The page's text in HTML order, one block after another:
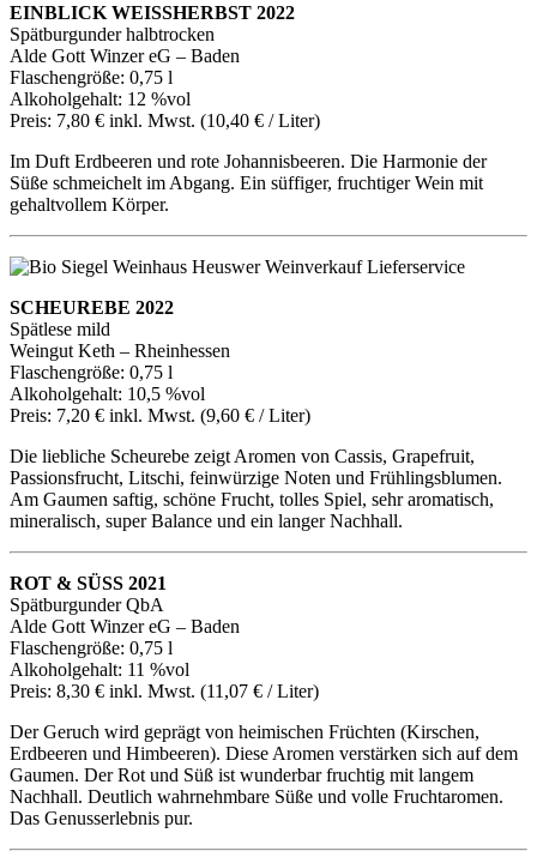
EINBLICK WEISSHERBST 2022
Spätburgunder halbtrocken
Alde Gott Winzer eG – Baden
Flaschengröße: 0,75 l
Alkoholgehalt: 12 %vol
Preis: 7,80 € inkl. Mwst. (10,40 € / Liter)
Im Duft Erdbeeren und rote Johannisbeeren. Die Harmonie der
Süße schmeichelt im Abgang. Ein süffiger, fruchtiger Wein mit
gehaltvollem Körper.
SCHEUREBE 2022
Spätlese mild
Weingut Keth – Rheinhessen
Flaschengröße: 0,75 l
Alkoholgehalt: 10,5 %vol
Preis: 7,20 € inkl. Mwst. (9,60 € / Liter)
Die liebliche Scheurebe zeigt Aromen von Cassis, Grapefruit,
Passionsfrucht, Litschi, feinwürzige Noten und Frühlingsblumen.
Am Gaumen saftig, schöne Frucht, tolles Spiel, sehr aromatisch,
mineralisch, super Balance und ein langer Nachhall.
ROT & SÜSS 2021
Spätburgunder QbA
Alde Gott Winzer eG – Baden
Flaschengröße: 0,75 l
Alkoholgehalt: 11 %vol
Preis: 8,30 € inkl. Mwst. (11,07 € / Liter)
Der Geruch wird geprägt von heimischen Früchten (Kirschen,
Erdbeeren und Himbeeren). Diese Aromen verstärken sich auf dem
Gaumen. Der Rot und Süß ist wunderbar fruchtig mit langem
Nachhall. Deutlich wahrnehmbare Süße und volle Fruchtaromen.
Das Genusserlebnis pur.